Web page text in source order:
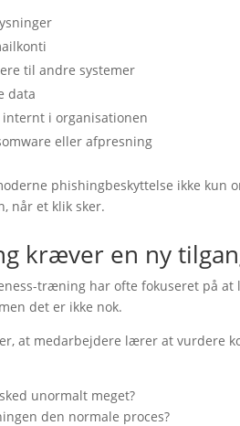
til andre systemer
data
i organisationen
eller afpresning
phishingbeskyttelse ikke kun
når et klik sker.
kræver en ny
træning har ofte fokuseret på
det er ikke nok.
at medarbejdere lærer at vurdere
unormalt meget?
den normale proces?